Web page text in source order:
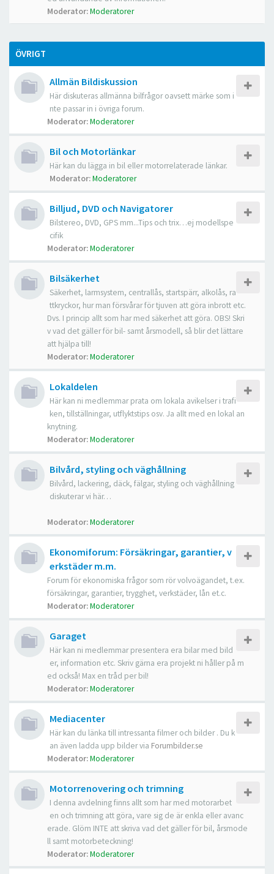
Moderator:Moderatorer
ÖVRIGT
Allmän Bildiskussion
Här diskuteras allmänna bilfrågor oavsett märke som i
nte passar in i övriga forum.
Moderator:Moderatorer
Bil och Motorlänkar
Här kan du lägga in bil eller motorrelaterade länkar.
Moderator:Moderatorer
Billjud, DVD och Navigatorer
Bilstereo, DVD, GPS mm...Tips och trix…ej modellspe
cifik
Moderator:Moderatorer
Bilsäkerhet
Säkerhet, larmsystem, centrallås, startspärr, alkolås, ra
ttkryckor, hur man försvårar för tjuven att göra inbrott etc.
Dvs. I princip allt som har med säkerhet att göra. OBS! Skri
v vad det gäller för bil- samt årsmodell, så blir det lättare
att hjälpa till!
Moderator:Moderatorer
Lokaldelen
Här kan ni medlemmar prata om lokala avikelser i trafi
ken, tillställningar, utflyktstips osv. Ja allt med en lokal an
knytning.
Moderator:Moderatorer
Bilvård, styling och väghållning
Bilvård, lackering, däck, fälgar, styling och väghållning
diskuterar vi här…
Moderator:Moderatorer
Ekonomiforum: Försäkringar, garantier, v
erkstäder m.m.
Forum för ekonomiska frågor som rör volvoägandet, t.ex.
försäkringar, garantier, trygghet, verkstäder, lån et.c.
Moderator:Moderatorer
Garaget
Här kan ni medlemmar presentera era bilar med bild
er, information etc. Skriv gärna era projekt ni håller på m
ed också! Max en tråd per bil!
Moderator:Moderatorer
Mediacenter
Här kan du länka till intressanta filmer och bilder . Du k
an även ladda upp bilder via Forumbilder.se
Moderator:Moderatorer
Motorrenovering och trimning
I denna avdelning finns allt som har med motorarbet
en och trimning att göra, vare sig de är enkla eller avanc
erade. Glöm INTE att skriva vad det gäller för bil, årsmode
ll samt motorbeteckning!
Moderator:Moderatorer